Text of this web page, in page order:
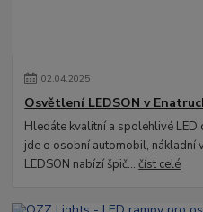
02.04.2025
Osvětlení LEDSON v
Hledáte kvalitní a spolehlivé
jde o osobní automobil, nákladní
LEDSON nabízí špič...číst celé